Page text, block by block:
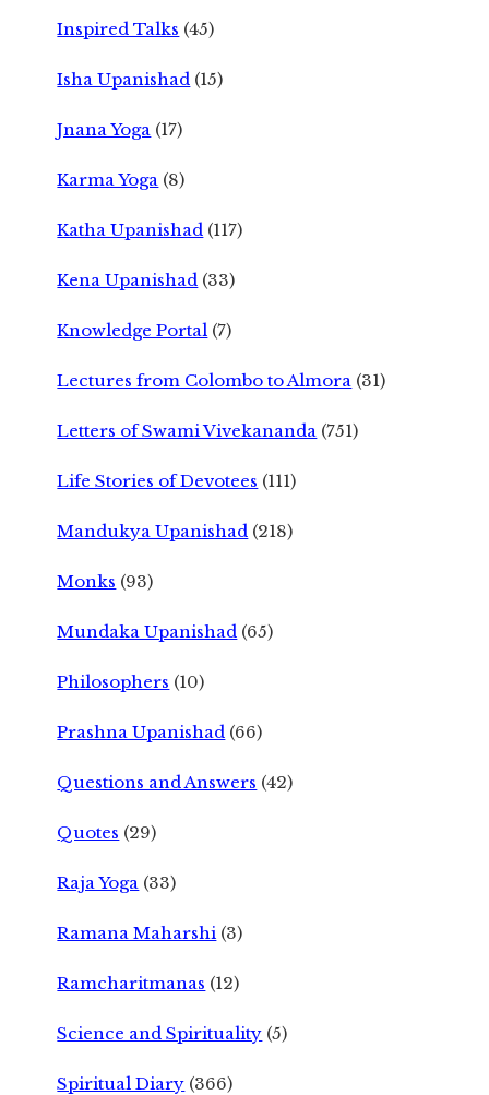
Inspired Talks (45)
Isha Upanishad (15)
Jnana Yoga (17)
Karma Yoga (8)
Katha Upanishad (117)
Kena Upanishad (33)
Knowledge Portal (7)
Lectures from Colombo to Almora (31)
Letters of Swami Vivekananda (751)
Life Stories of Devotees (111)
Mandukya Upanishad (218)
Monks (93)
Mundaka Upanishad (65)
Philosophers (10)
Prashna Upanishad (66)
Questions and Answers (42)
Quotes (29)
Raja Yoga (33)
Ramana Maharshi (3)
Ramcharitmanas (12)
Science and Spirituality (5)
Spiritual Diary (366)